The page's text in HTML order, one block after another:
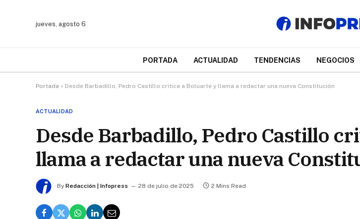
jueves, agosto 6
PORTADA ACTUALIDAD TENDENCIAS NEGOCIOS
Portada » Desde Barbadillo, Pedro Castillo critica a Boluarte y llama a redactar una nueva Constitución
ACTUALIDAD
Desde Barbadillo, Pedro Castillo
llama a redactar una nueva
By Redacción | Infopress 28 de julio de 2025 2 Mins Read